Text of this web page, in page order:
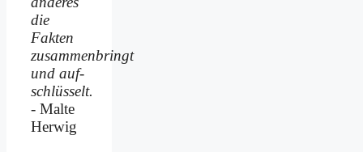
die
Fakten
zusammenbringt
und auf­
schlüsselt.
- Malte
Herwig